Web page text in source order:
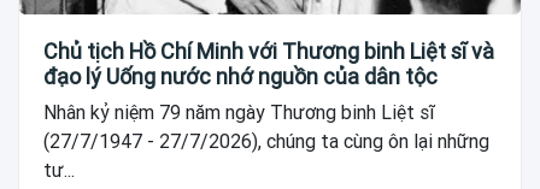
Chủ tịch Hồ Chí Minh với Thương binh Liệt sĩ và
đạo lý Uống nước nhớ nguồn của dân tộc
Nhân kỷ niệm 79 năm ngày Thương binh Liệt sĩ
(27/7/1947 - 27/7/2026), chúng ta cùng ôn lại những
tư...